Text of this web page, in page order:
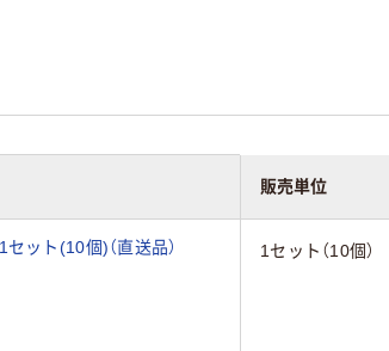
販売単位
ット(10個)（直送品）
1セット（10個）